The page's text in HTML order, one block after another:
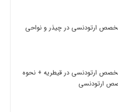
ارتودنسی در چیذر و نواحی
ارتودنسی در قیطریه + نحوه
ارتودنسی